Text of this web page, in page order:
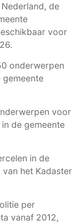
de
voor
onderwerpen
voor
de gemeente
in de
het Kadaster
per
vanaf 2012,